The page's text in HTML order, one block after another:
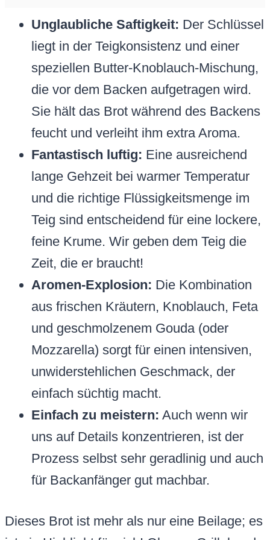
Unglaubliche Saftigkeit: Der Schlüssel
liegt in der Teigkonsistenz und einer
speziellen Butter-Knoblauch-Mischung,
die vor dem Backen aufgetragen wird.
Sie hält das Brot während des Backens
feucht und verleiht ihm extra Aroma.
Fantastisch luftig: Eine ausreichend
lange Gehzeit bei warmer Temperatur
und die richtige Flüssigkeitsmenge im
Teig sind entscheidend für eine lockere,
feine Krume. Wir geben dem Teig die
Zeit, die er braucht!
Aromen-Explosion: Die Kombination
aus frischen Kräutern, Knoblauch, Feta
und geschmolzenem Gouda (oder
Mozzarella) sorgt für einen intensiven,
unwiderstehlichen Geschmack, der
einfach süchtig macht.
Einfach zu meistern: Auch wenn wir
uns auf Details konzentrieren, ist der
Prozess selbst sehr geradlinig und auch
für Backanfänger gut machbar.
Dieses Brot ist mehr als nur eine Beilage; es